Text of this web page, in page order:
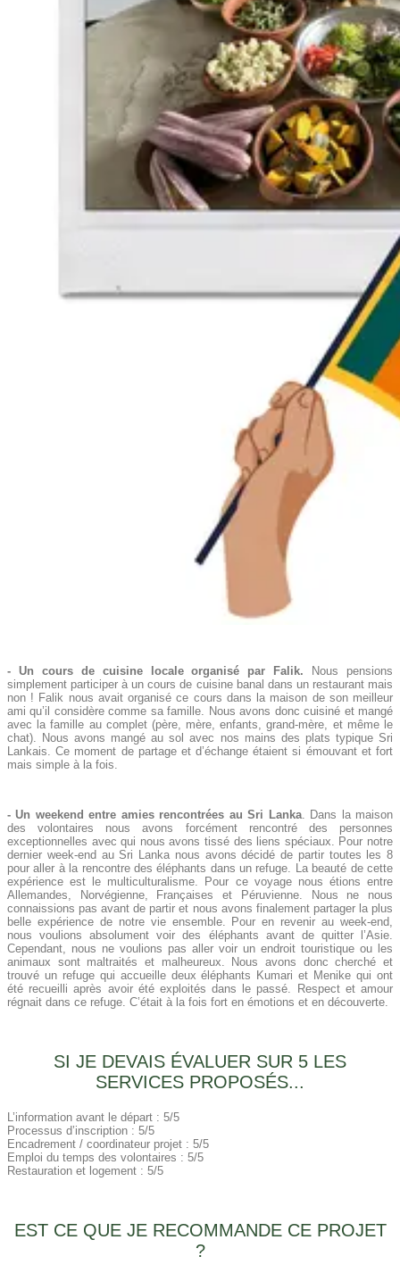
- Un cours de cuisine locale organisé par Falik. Nous pensions
simplement participer à un cours de cuisine banal dans un restaurant mais
non ! Falik nous avait organisé ce cours dans la maison de son meilleur
ami qu’il considère comme sa famille. Nous avons donc cuisiné et mangé
avec la famille au complet (père, mère, enfants, grand-mère, et même le
chat). Nous avons mangé au sol avec nos mains des plats typique Sri
Lankais. Ce moment de partage et d’échange étaient si émouvant et fort
mais simple à la fois.
- Un weekend entre amies rencontrées au Sri Lanka. Dans la maison
des volontaires nous avons forcément rencontré des personnes
exceptionnelles avec qui nous avons tissé des liens spéciaux. Pour notre
dernier week-end au Sri Lanka nous avons décidé de partir toutes les 8
pour aller à la rencontre des éléphants dans un refuge. La beauté de cette
expérience est le multiculturalisme. Pour ce voyage nous étions entre
Allemandes, Norvégienne, Françaises et Péruvienne. Nous ne nous
connaissions pas avant de partir et nous avons finalement partager la plus
belle expérience de notre vie ensemble. Pour en revenir au week-end,
nous voulions absolument voir des éléphants avant de quitter l’Asie.
Cependant, nous ne voulions pas aller voir un endroit touristique ou les
animaux sont maltraités et malheureux. Nous avons donc cherché et
trouvé un refuge qui accueille deux éléphants Kumari et Menike qui ont
été recueilli après avoir été exploités dans le passé. Respect et amour
régnait dans ce refuge. C’était à la fois fort en émotions et en découverte.
SI JE DEVAIS ÉVALUER SUR 5 LES
SERVICES PROPOSÉS...
L’information avant le départ : 5/5
Processus d’inscription : 5/5
Encadrement / coordinateur projet : 5/5
Emploi du temps des volontaires : 5/5
Restauration et logement : 5/5
EST CE QUE JE RECOMMANDE CE PROJET
?